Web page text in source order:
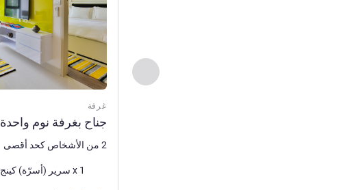
السابق - غرفة
غرفة
جناح بغرفة نوم واحدة
2 من الأشخاص كحد أقصى
فرش السرير
1 x سرير (أسرّة) كينج